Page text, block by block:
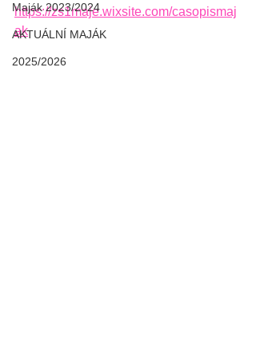
Maják 2023/2024
AKTUÁLNÍ MAJÁK
2025/2026
https://zs1maje.wixsite.com/casopismaj
ak